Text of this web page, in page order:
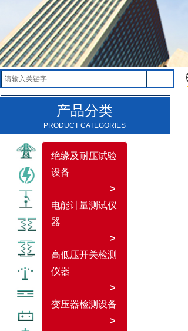
绝缘及耐压试验
设备
>
电能计量测试仪
器
>
高低压开关检测
仪器
>
变压器检测设备
>
产品分类
PRODUCT CATEGORIES